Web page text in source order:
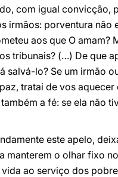
com igual convicção,
irmãos: porventura não
aos que O amam?
tribunais? (…) De que
lo? Se um irmão
tratai de vos aquecer
a fé: se ela não
este apelo,
manterem o olhar fixo
ao serviço dos